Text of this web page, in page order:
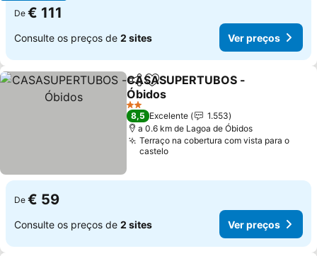
De € 111
Consulte os preços de 2 sites Ver preços
PartilharAdicionar aos favoritos
CASASUPERTUBOS -
Óbidos
2 Estrelas
8,5 Excelente
1.553
a 0.6 km de Lagoa de Óbidos
Terraço na cobertura com vista para o
castelo
De € 59
Consulte os preços de 2 sites Ver preços